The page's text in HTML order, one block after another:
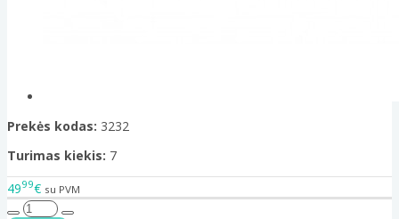
Prekės kodas: 3232
Turimas kiekis: 7
4999€ su PVM